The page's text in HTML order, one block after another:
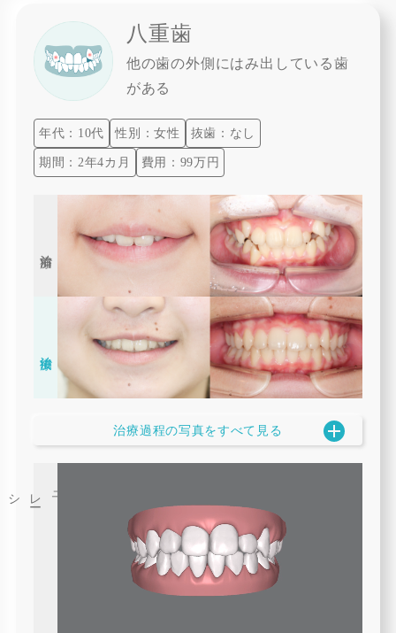
八重歯
他の歯の外側にはみ出している歯
がある
年代：10代 性別：女性 抜歯：なし
期間：2年4カ月 費用：99万円
治療過程の写真をすべて見る